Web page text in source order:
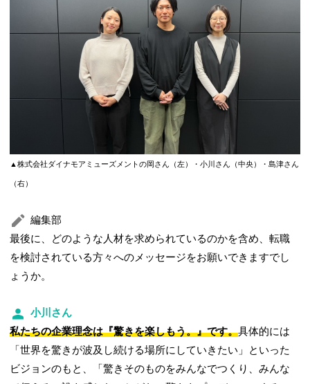
▲株式会社ダイナモアミューズメントの岡さん（左）・小川さん（中央）・島津さん
（右）
編集部
最後に、どのような人材を求められているのかを含め、転職
を検討されている方々へのメッセージをお願いできますでし
ょうか。
小川さん
私たちの企業理念は『驚きを楽しもう。』です。具体的には
「世界を驚きが波及し続ける場所にしていきたい」といった
ビジョンのもと、「驚きそのものをみんなでつくり、みんな